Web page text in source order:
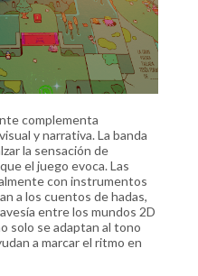
complementa
y narrativa. La banda
la sensación de
el juego evoca. Las
con instrumentos
a los cuentos de hadas,
entre los mundos 2D
solo se adaptan al tono
a marcar el ritmo en